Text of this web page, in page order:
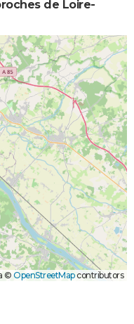
de Loire-
© OpenStreetMapcontributors